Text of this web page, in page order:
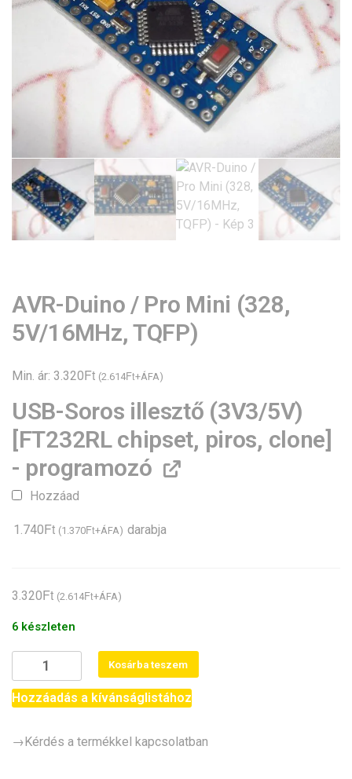
AVR-Duino / Pro Mini (328,
5V/16MHz, TQFP)
Min. ár: 3.320Ft (2.614Ft+ÁFA)
USB-Soros illesztő (3V3/5V)
[FT232RL chipset, piros, clone]
- programozó
Hozzáad
1.740Ft (1.370Ft+ÁFA) darabja
3.320Ft (2.614Ft+ÁFA)
6 készleten
Duino
/
Mini
Kosárba teszem
Hozzáadás a kívánságlistához
→Kérdés a termékkel kapcsolatban